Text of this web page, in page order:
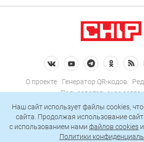
О проекте Генератор QR-кодов
Пользовательское
Политика
Подписаться на
Наш сайт использует файлы cookies,
сайта. Продолжая использование
c использованием нами файлов cookies
Политики